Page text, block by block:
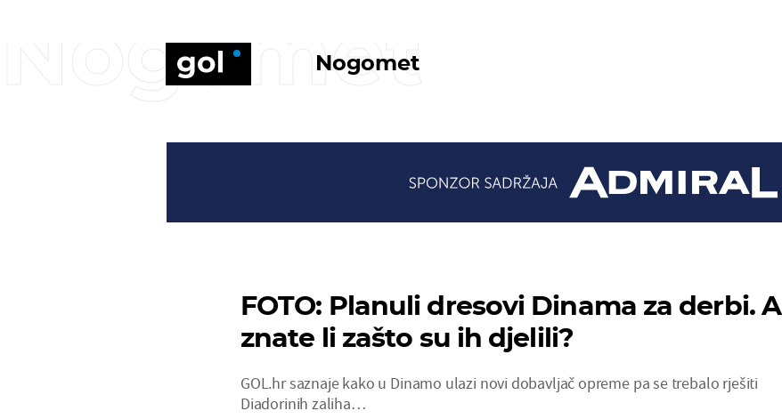
Nogomet
Nogomet
FOTO: Planuli dresovi Dinama za derbi. A
znate li zašto su ih djelili?
GOL.hr saznaje kako u Dinamo ulazi novi dobavljač opreme pa se trebalo rješiti
Diadorinih zaliha…